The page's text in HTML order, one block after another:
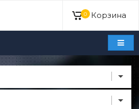
0 Корзина